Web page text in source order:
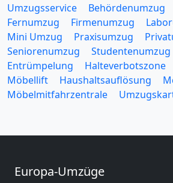
Umzugsservice Behördenumzug
Fernumzug
Firmenumzug
Mini Umzug
Praxisumzug
Seniorenumzug
Studentenumzug
Entrümpelung
Halteverbotszone
Möbellift
Haushaltsauflösung
Möbelmitfahrzentrale
Europa-Umzüge